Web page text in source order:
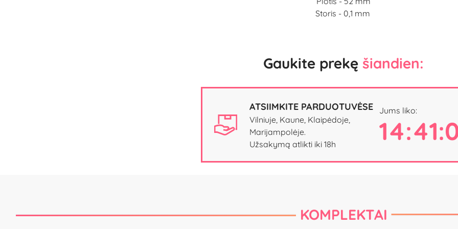
Storis - 0,1 mm
Gaukite prekę šiandien:
ATSIIMKITE PARDUOTUVĖSE
Vilniuje, Kaune, Klaipėdoje,
Marijampolėje.
Užsakymą atlikti iki 18h
Jums liko:
KOMPLEKTAI